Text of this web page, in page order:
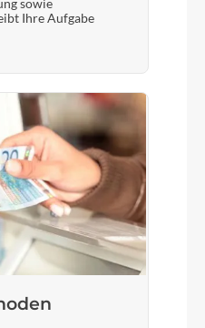
sowie
Ihre Aufgabe